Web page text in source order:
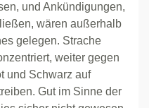
und Ankündigungen,
wären außerhalb
gelegen. Strache
weiter gegen
und Schwarz auf
Gut im Sinne der